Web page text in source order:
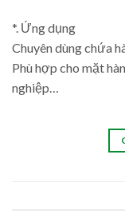
*. Ứng dụng
Chuyên dùng chứa
Phù hợp cho mặt
nghiệp…